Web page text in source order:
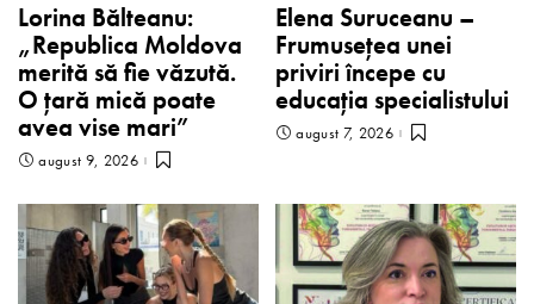
Lorina Bălteanu:
„Republica Moldova
merită să fie văzută.
O țară mică poate
avea vise mari”
august 9, 2026
Elena Suruceanu –
Frumusețea unei
priviri începe cu
educația specialistului
august 7, 2026